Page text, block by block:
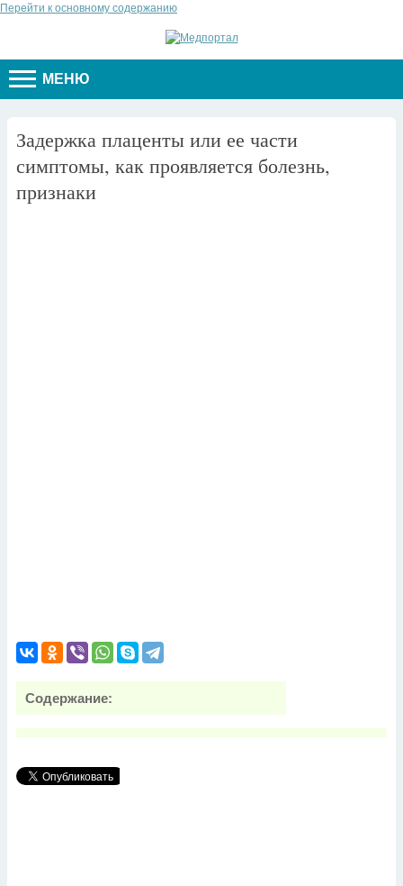
Перейти к основному содержанию
МЕНЮ
Задержка плаценты или ее части
симптомы, как проявляется болезнь,
признаки
Содержание: